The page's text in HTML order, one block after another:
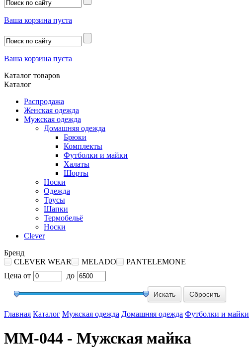
Ваша корзина пуста
Ваша корзина пуста
Каталог товаров
Каталог
Распродажа
Женская одежда
Мужская одежда
Домашняя одежда
Брюки
Комплекты
Футболки и майки
Халаты
Шорты
Носки
Одежда
Трусы
Шапки
Термобельё
Носки
Clever
Бренд
CLEVER WEAR
MELADO
PANTELEMONE
Цена от до
Сбросить
Главная Каталог Мужская одежда Домашняя одежда Футболки и майки
MM-044 - Мужская майка